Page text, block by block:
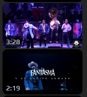
3:28
2:19